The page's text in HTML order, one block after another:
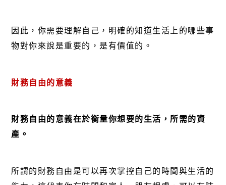
因此，你需要理解自己，明確的知道生活上的哪些事
物對你來說是重要的，是有價值的。
財務自由的意義
財務自由的意義在於衡量你想要的生活，所需的資
產。
所謂的財務自由是可以再次掌控自己的時間與生活的